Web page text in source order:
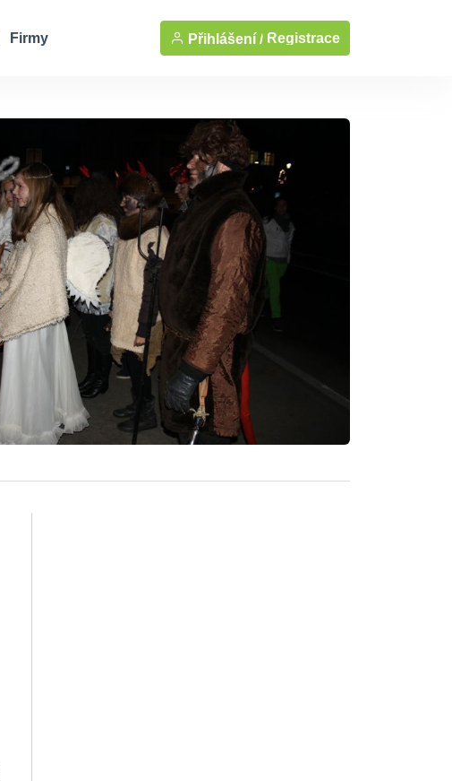
Firmy Přihlášení / Registrace